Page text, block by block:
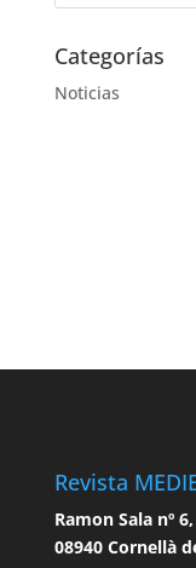
Categorías
Noticias
Revista
Ramon Sala nº
08940 Cornellà